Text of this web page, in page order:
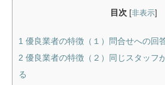
目次 [非表示]
1 優良業者の特徴（１）問合せへの回
2 優良業者の特徴（２）同じスタッフ
る